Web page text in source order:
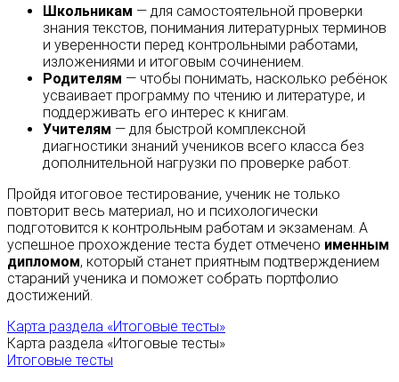
Школьникам — для самостоятельной проверки
знания текстов, понимания литературных терминов
и уверенности перед контрольными работами,
изложениями и итоговым сочинением.
Родителям — чтобы понимать, насколько ребёнок
усваивает программу по чтению и литературе, и
поддерживать его интерес к книгам.
Учителям — для быстрой комплексной
диагностики знаний учеников всего класса без
дополнительной нагрузки по проверке работ.
Пройдя итоговое тестирование, ученик не только
повторит весь материал, но и психологически
подготовится к контрольным работам и экзаменам. А
успешное прохождение теста будет отмечено именным
дипломом, который станет приятным подтверждением
стараний ученика и поможет собрать портфолио
достижений.
Карта раздела «Итоговые тесты»
Карта раздела «Итоговые тесты»
Итоговые тесты